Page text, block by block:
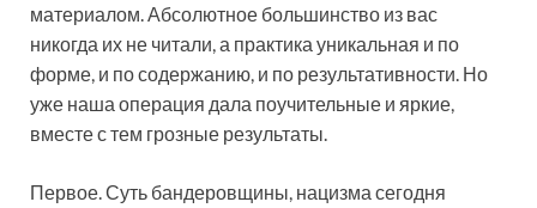
материалом. Абсолютное большинство из вас
никогда их не читали, а практика уникальная и по
форме, и по содержанию, и по результативности. Но
уже наша операция дала поучительные и яркие,
вместе с тем грозные результаты.
Первое. Суть бандеровщины, нацизма сегодня